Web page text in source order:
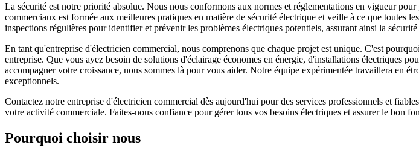
La sécurité est notre priorité absolue. Nous nous conformons aux normes et réglementations en vigueur
commerciaux est formée aux meilleures pratiques en matière de sécurité électrique et veille à ce que toutes
inspections régulières pour identifier et prévenir les problèmes électriques potentiels, assurant ainsi la
En tant qu'entreprise d'électricien commercial, nous comprenons que chaque projet est unique. C'est
entreprise. Que vous ayez besoin de solutions d'éclairage économes en énergie, d'installations électriques
accompagner votre croissance, nous sommes là pour vous aider. Notre équipe expérimentée travaillera en
exceptionnels.
Contactez notre entreprise d'électricien commercial dès aujourd'hui pour des services professionnels et
votre activité commerciale. Faites-nous confiance pour gérer tous vos besoins électriques et assurer le bon
Pourquoi choisir nous